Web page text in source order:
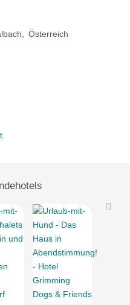
oder Gruppen
südseitigen Balkon!
Traufenhöhe links &
Österreich